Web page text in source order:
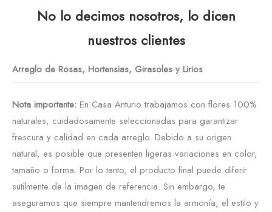
No lo decimos nosotros, lo dicen
nuestros clientes
Arreglo de Rosas, Hortensias, Girasoles y Lirios
Nota importante: En Casa Anturio trabajamos con flores 100%
naturales, cuidadosamente seleccionadas para garantizar
frescura y calidad en cada arreglo. Debido a su origen
natural, es posible que presenten ligeras variaciones en color,
tamaño o forma. Por lo tanto, el producto final puede diferir
sutilmente de la imagen de referencia. Sin embargo, te
aseguramos que siempre mantendremos la armonía, el estilo y